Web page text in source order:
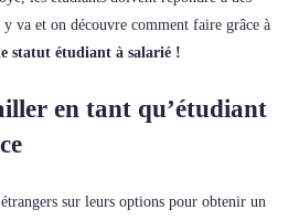
va et on découvre comment faire grâce à
statut étudiant à salarié !
en tant qu’étudiant
sur leurs options pour obtenir un